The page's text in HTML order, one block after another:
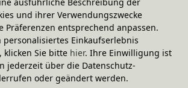
und ihrer Verwendungszwecke
Präferenzen entsprechend anpassen.
personalisiertes Einkaufserlebnis
klicken Sie bitte hier. Ihre Einwilligung ist
jederzeit über die Datenschutz-
oder geändert werden.